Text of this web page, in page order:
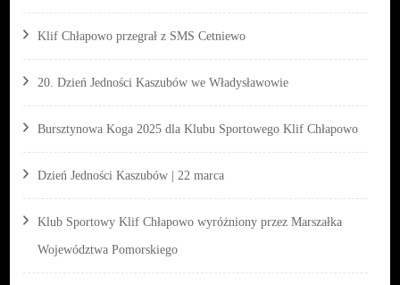
Klif Chłapowo przegrał z SMS Cetniewo
20. Dzień Jedności Kaszubów we Władysławowie
Bursztynowa Koga 2025 dla Klubu Sportowego Klif Chłapowo
Dzień Jedności Kaszubów | 22 marca
Klub Sportowy Klif Chłapowo wyróżniony przez Marszałka
Województwa Pomorskiego